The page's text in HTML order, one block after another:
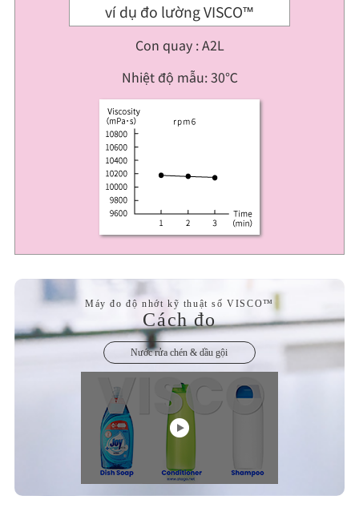
ví dụ đo lường VISCO™
Con quay : A2L
Nhiệt độ mẫu: 30℃
Máy đo độ nhớt kỹ thuật số VISCO™
Cách đo
Nước rửa chén & dầu gội